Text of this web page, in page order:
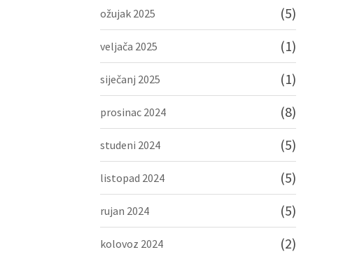
ožujak 2025 (5)
veljača 2025 (1)
siječanj 2025 (1)
prosinac 2024 (8)
studeni 2024 (5)
listopad 2024 (5)
rujan 2024 (5)
kolovoz 2024 (2)